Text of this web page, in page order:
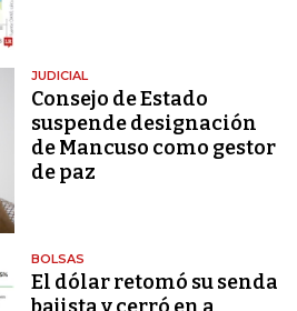
JUDICIAL
Consejo de Estado
suspende designación
de Mancuso como gestor
de paz
BOLSAS
El dólar retomó su senda